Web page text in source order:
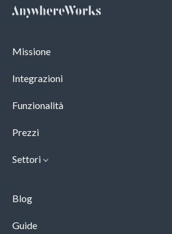
Missione
Integrazioni
Funzionalità
Prezzi
Settori
Blog
Guide